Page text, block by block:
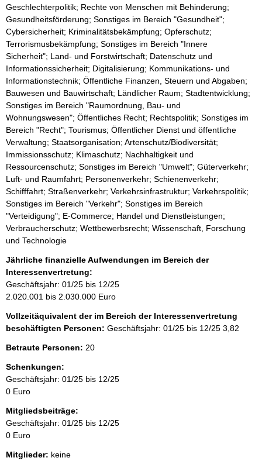
Geschlechterpolitik; Rechte von Menschen mit Behinderung;
Gesundheitsförderung; Sonstiges im Bereich "Gesundheit";
Cybersicherheit; Kriminalitätsbekämpfung; Opferschutz;
Terrorismusbekämpfung; Sonstiges im Bereich "Innere
Sicherheit"; Land- und Forstwirtschaft; Datenschutz und
Informationssicherheit; Digitalisierung; Kommunikations- und
Informationstechnik; Öffentliche Finanzen, Steuern und Abgaben;
Bauwesen und Bauwirtschaft; Ländlicher Raum; Stadtentwicklung;
Sonstiges im Bereich "Raumordnung, Bau- und
Wohnungswesen"; Öffentliches Recht; Rechtspolitik; Sonstiges im
Bereich "Recht"; Tourismus; Öffentlicher Dienst und öffentliche
Verwaltung; Staatsorganisation; Artenschutz/Biodiversität;
Immissionsschutz; Klimaschutz; Nachhaltigkeit und
Ressourcenschutz; Sonstiges im Bereich "Umwelt"; Güterverkehr;
Luft- und Raumfahrt; Personenverkehr; Schienenverkehr;
Schifffahrt; Straßenverkehr; Verkehrsinfrastruktur; Verkehrspolitik;
Sonstiges im Bereich "Verkehr"; Sonstiges im Bereich
"Verteidigung"; E-Commerce; Handel und Dienstleistungen;
Verbraucherschutz; Wettbewerbsrecht; Wissenschaft, Forschung
und Technologie
Jährliche finanzielle Aufwendungen im Bereich der
Interessenvertretung:
Geschäftsjahr: 01/25 bis 12/25
2.020.001 bis 2.030.000 Euro
Vollzeitäquivalent der im Bereich der Interessenvertretung
beschäftigten Personen: Geschäftsjahr: 01/25 bis 12/25 3,82
Betraute Personen: 20
Schenkungen:
Geschäftsjahr: 01/25 bis 12/25
0 Euro
Mitgliedsbeiträge:
Geschäftsjahr: 01/25 bis 12/25
0 Euro
Mitglieder: keine